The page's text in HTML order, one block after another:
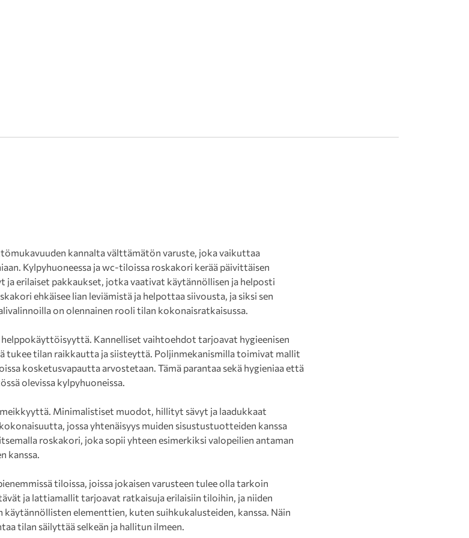
kannalta välttämätön varuste, joka vaikuttaa
Kylpyhuoneessa ja wc-tiloissa roskakori kerää päivittäisen
erilaiset pakkaukset, jotka vaativat käytännöllisen ja helposti
ehkäisee lian leviämistä ja helpottaa siivousta, ja siksi sen
on olennainen rooli tilan kokonaisratkaisussa.
Kannelliset vaihtoehdot tarjoavat hygieenisen
tukee tilan raikkautta ja siisteyttä. Poljinmekanismilla toimivat mallit
kosketusvapautta arvostetaan. Tämä parantaa sekä hygieniaa että
olevissa kylpyhuoneissa.
Minimalistiset muodot, hillityt sävyt ja laadukkaat
jossa yhtenäisyys muiden sisustustuotteiden kanssa
roskakori, joka sopii yhteen esimerkiksi valopeilien antaman
kanssa.
tiloissa, joissa jokaisen varusteen tulee olla tarkoin
ja lattiamallit tarjoavat ratkaisuja erilaisiin tiloihin, ja niiden
elementtien, kuten suihkukalusteiden, kanssa. Näin
tilan säilyttää selkeän ja hallitun ilmeen.